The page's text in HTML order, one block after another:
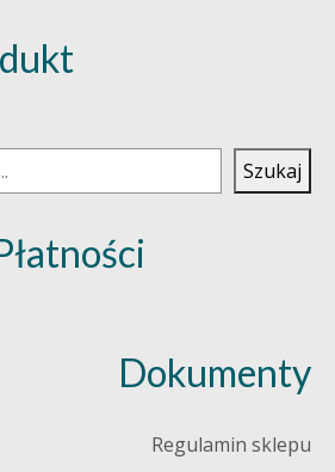
Szukaj
Dokumenty
Regulamin sklepu